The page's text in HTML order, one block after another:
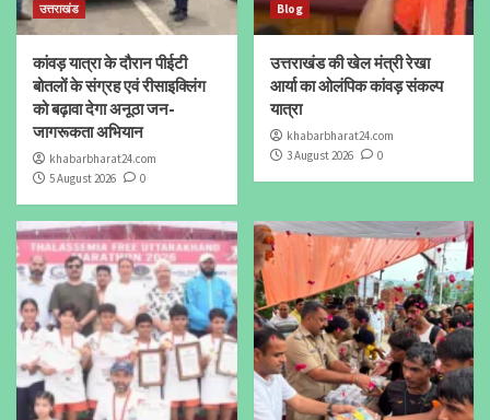
उत्तराखंड
कांवड़ यात्रा के दौरान पीईटी
बोतलों के संग्रह एवं रीसाइक्लिंग
को बढ़ावा देगा अनूठा जन-
जागरूकता अभियान
khabarbharat24.com
5 August 2026
0
Blog
उत्तराखंड की खेल मंत्री रेखा
आर्या का ओलंपिक कांवड़ संकल्प
यात्रा
khabarbharat24.com
3 August 2026
0